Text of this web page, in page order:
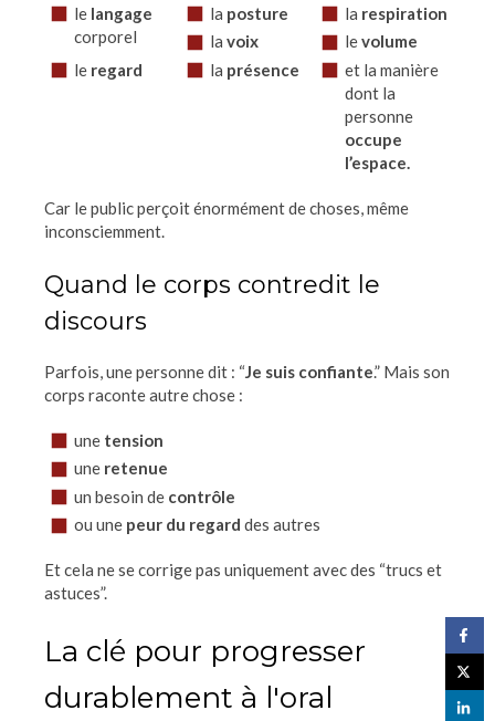
le langage
corporel
la posture la respiration
la voix levolume
le regard la présence
et la manière
dont la
personne
occupe
l’espace.
Car le public perçoit énormément de choses, même
inconsciemment.
Quand le corps contredit le
discours
Parfois, une personne dit : “Je suis confiante.” Mais son
corps raconte autre chose :
une tension
une retenue
un besoin de contrôle
ou une peur du regard des autres
Et cela ne se corrige pas uniquement avec des “trucs et
astuces”.
La clé pour progresser
durablement à l'oral